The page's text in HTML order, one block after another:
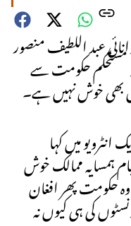
عبد اللطیف منصور
مستحکم حکومت سے
بھی خوش نہیں ہے۔
میں کہا
ہمسایہ ممالک خوش
حکومت پھر افغان
کی ہی کیوں نہ